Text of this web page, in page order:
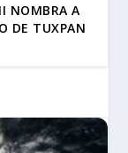
NOMBRA A
DE TUXPAN